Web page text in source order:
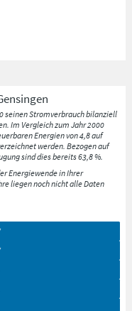
seinen Stromverbrauch bilanziell
Im Vergleich zum Jahr 2000
Energien von 4,8 auf
werden. Bezogen auf
sind dies bereits 63,8 %.
Energiewende in Ihrer
liegen noch nicht alle Daten